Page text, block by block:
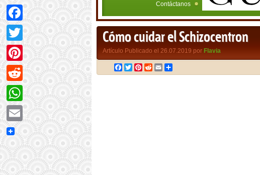
Contáctanos
Cómo cuidar el Schizocentron
Artículo Publicado el 26.07.2019 por Flavia
Facebook
TwitterPinterest
RedditEmail
Facebook
Twitter
Pinterest
Reddit
WhatsApp
Email